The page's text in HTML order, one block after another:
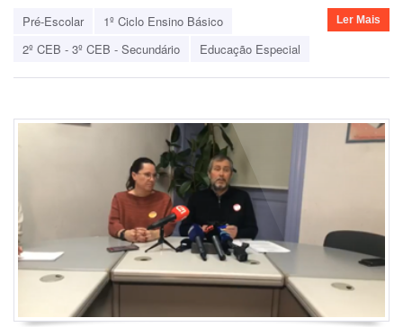
Pré-Escolar
1º Ciclo Ensino Básico
2º CEB - 3º CEB - Secundário
Educação Especial
Ler Mais